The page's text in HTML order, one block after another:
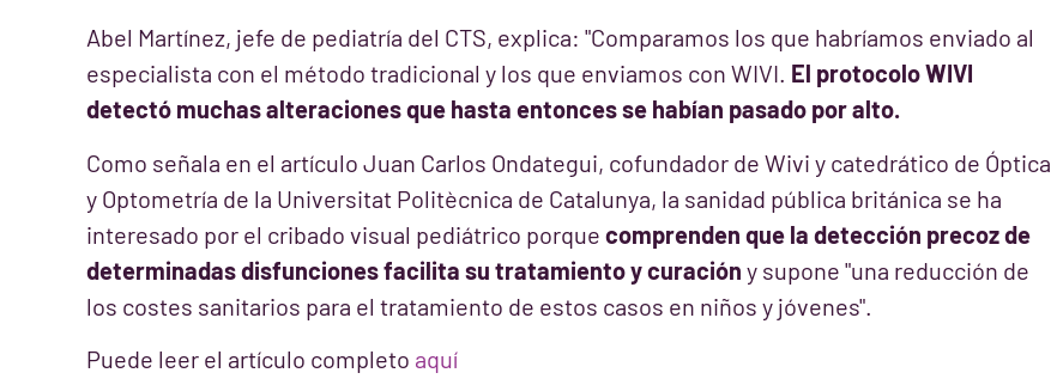
Abel Martínez, jefe de pediatría del CTS, explica: "Comparamos los que habríamos enviado al
especialista con el método tradicional y los que enviamos con WIVI. El protocolo WIVI
detectó muchas alteraciones que hasta entonces se habían pasado por alto.
Como señala en el artículo Juan Carlos Ondategui, cofundador de Wivi y catedrático de Óptica
y Optometría de la Universitat Politècnica de Catalunya, la sanidad pública británica se ha
interesado por el cribado visual pediátrico porque comprenden que la detección precoz de
determinadas disfunciones facilita su tratamiento y curación y supone "una reducción de
los costes sanitarios para el tratamiento de estos casos en niños y jóvenes".
Puede leer el artículo completo aquí